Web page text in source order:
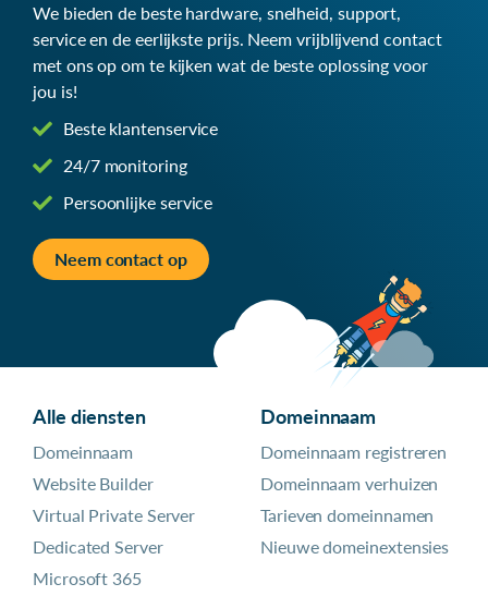
We bieden de beste hardware, snelheid, support,
service en de eerlijkste prijs. Neem vrijblijvend contact
met ons op om te kijken wat de beste oplossing voor
jou is!
Beste klantenservice
24/7 monitoring
Persoonlijke service
Neem contact op
Alle diensten
Domeinnaam
Website Builder
Virtual Private Server
Dedicated Server
Microsoft 365
Domeinnaam
Domeinnaam registreren
Domeinnaam verhuizen
Tarieven domeinnamen
Nieuwe domeinextensies